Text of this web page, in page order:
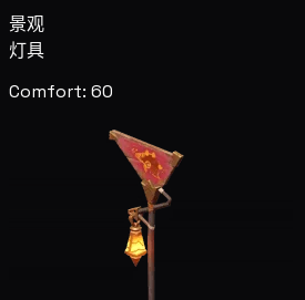
景观
灯具
Comfort: 60